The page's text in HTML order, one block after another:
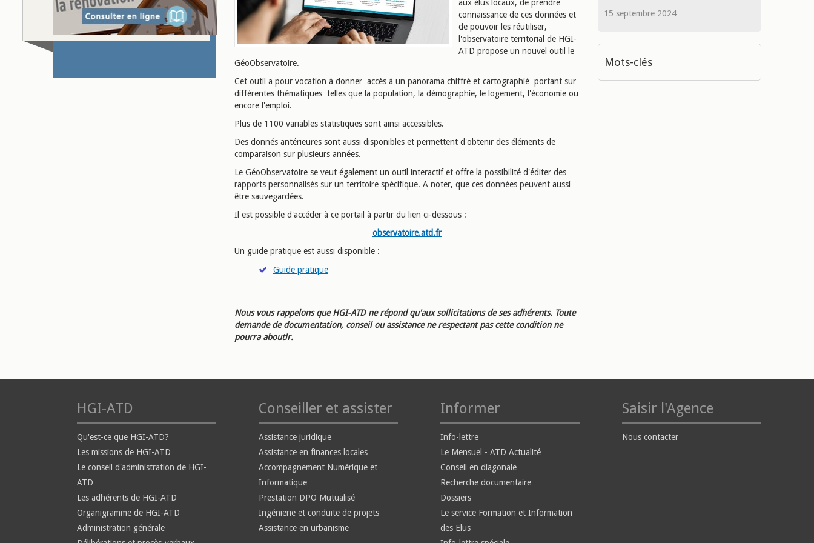
aux élus locaux, de prendre
connaissance de ces données et
de pouvoir les réutiliser,
l'observatoire territorial de HGI-
ATD propose un nouvel outil le
GéoObservatoire.
Cet outil a pour vocation à donner accès à un panorama chiffré et cartographié portant sur
différentes thématiques telles que la population, la démographie, le logement, l'économie ou
encore l'emploi.
Plus de 1100 variables statistiques sont ainsi accessibles.
Des donnés antérieures sont aussi disponibles et permettent d'obtenir des éléments de
comparaison sur plusieurs années.
Le GéoObservatoire se veut également un outil interactif et offre la possibilité d'éditer des
rapports personnalisés sur un territoire spécifique. A noter, que ces données peuvent aussi
être sauvegardées.
Il est possible d'accéder à ce portail à partir du lien ci-dessous :
observatoire.atd.fr
Un guide pratique est aussi disponible :
Guide pratique
Nous vous rappelons que HGI-ATD ne répond qu'aux sollicitations de ses adhérents. Toute
demande de documentation, conseil ou assistance ne respectant pas cette condition ne
pourra aboutir.
15 septembre 2024
Mots-clés
HGI-ATD
Qu'est-ce que HGI-ATD?
Les missions de HGI-ATD
Le conseil d'administration de HGI-
ATD
Les adhérents de HGI-ATD
Organigramme de HGI-ATD
Administration générale
Conseiller et assister
Assistance juridique
Assistance en finances locales
Accompagnement Numérique et
Informatique
Prestation DPO Mutualisé
Ingénierie et conduite de projets
Assistance en urbanisme
Informer
Info-lettre
Le Mensuel - ATD Actualité
Conseil en diagonale
Recherche documentaire
Dossiers
Le service Formation et Information
des Elus
Saisir l'Agence
Nous contacter